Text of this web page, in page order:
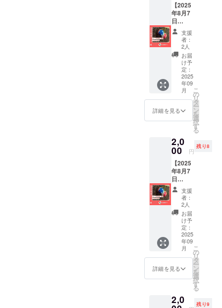
【2025
年8月7
日
（木）
10時~開
催 木目
込みま
り作り
イベン
トご招
待】 人
形の久
月浅草
橋総本
店にて
日本人
の伝統
技術を
学ぼ
う！ ・
日程：
2025年
8月7日
（木）
10時
~（約40
分） ・
場所：
人形の
久月浅
草橋総
本店
（東京
4） ・
支援
者：
2人
お届
け予
定：
2025
年09
月
詳細を見る
こ
の
リ
タ
ー
ン
を
選
択
す
る
2,0
00 円
残り8
【2025
年8月7
日
（木）
14時~開
催 木目
込みま
り作り
イベン
トご招
待】 人
形の久
月浅草
橋総本
店にて
日本人
の伝統
技術を
支援
者：
2人
お届
け予
定：
2025
年09
月
詳細を見る
こ
の
リ
タ
ー
ン
を
選
択
す
る
2,0 残り9